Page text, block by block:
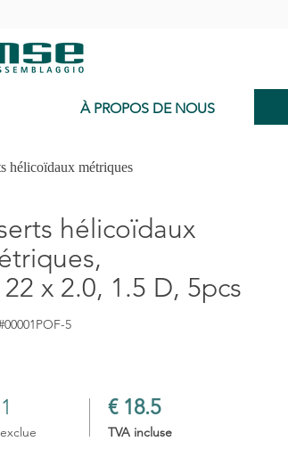
À PROPOS DE NOUS
hélicoïdaux métriques
hélicoïdaux
x 2.0, 1.5 D, 5pcs
5
€ 18.5
TVA incluse